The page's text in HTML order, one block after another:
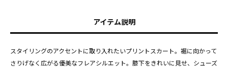
アイテム説明
スタイリングのアクセントに取り入れたいプリントスカート。裾に向かって
さりげなく広がる優美なフレアシルエット。膝下をきれいに見せ、シューズ